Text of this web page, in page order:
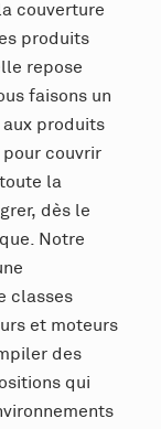
couverture
produits
repose
faisons un
aux produits
couvrir
la
dès le
Notre
classes
et moteurs
des
qui